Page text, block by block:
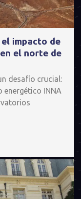
impacto de
el norte de
desafío crucial:
energético INNA